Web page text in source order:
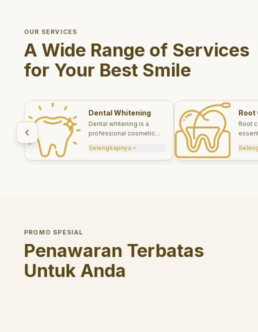
OUR SERVICES
A Wide Range of Services
for Your Best Smile
Dental Whitening
Dental whitening is a
professional cosmetic
brighten your smile safely
and effectively.
Selengkapnya
Root
Root
save
been
PROMO SPESIAL
Penawaran Terbatas
Untuk Anda